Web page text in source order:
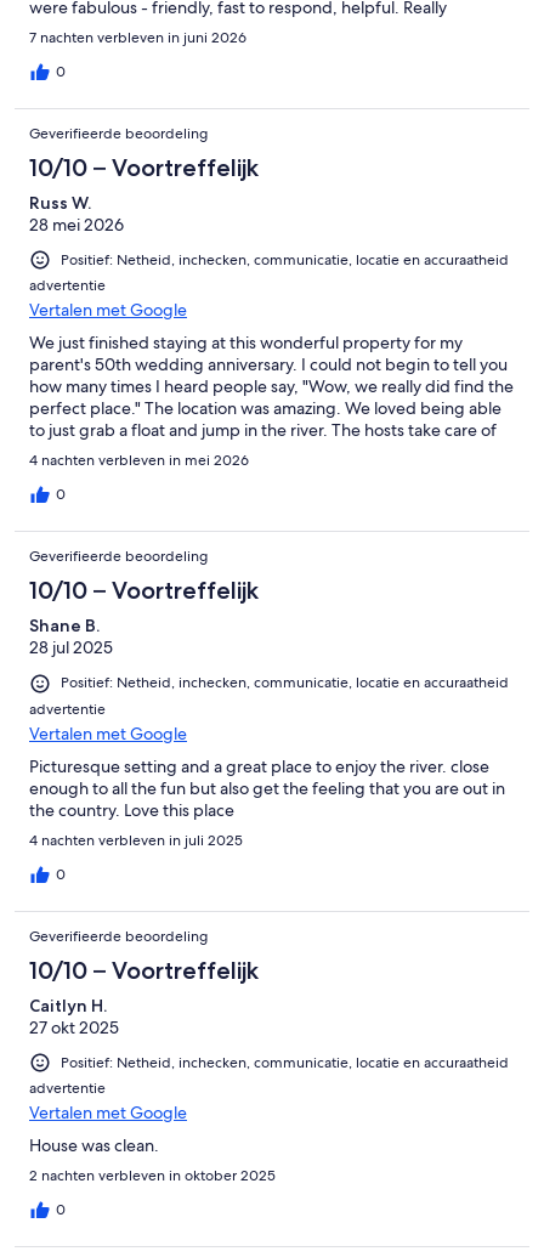
were fabulous - friendly, fast to respond, helpful. Really
probably the best owners we have ever dealt with.2. All the
provided paper goods. We didn't have to buy any extra toilet
paper, paper towel, or kitchen paper goods. If you are a regular
to the Guadalupe. Getting in is a little tricky but even we old
folks could manage. We could get mid way across and still be
touching the bottom which was great for the young ones.4. The
outside area. So much shade! With the shade and the breeze off
the river, we had no problem sitting outside any time of day.5.
Inside gathering area. We were here during the World Cup and
there was plenty of room for us all to gather and watch TV.This
list could go on, but just know you will not be disappointed if
you decide to rent this property.
7 nachten verbleven in juni 2026
0
Geverifieerde beoordeling
10/10 – Voortreffelijk
Russ W.
28 mei 2026
Positief: Netheid, inchecken, communicatie, locatie en accuraatheid
advertentie
Vertalen met Google
We just finished staying at this wonderful property for my
parent's 50th wedding anniversary. I could not begin to tell you
how many times I heard people say, "Wow, we really did find the
perfect place." The location was amazing. We loved being able
to just grab a float and jump in the river. The hosts take care of
the smallest details extremely well. We loved how stocked the
were plentiful. And the firepit even had wood stacked and
middle bedroom is not a bedroom at all - it's basically a hallway
with a privacy curtain to create an extra room for the bunkbeds.
But it was a good, creative use of the space - as are all the cozy
cubbies. We would definitely come back.
4 nachten verbleven in mei 2026
0
Geverifieerde beoordeling
10/10 – Voortreffelijk
Shane B.
28 jul 2025
Positief: Netheid, inchecken, communicatie, locatie en accuraatheid
advertentie
Vertalen met Google
Picturesque setting and a great place to enjoy the river. close
enough to all the fun but also get the feeling that you are out in
the country. Love this place
4 nachten verbleven in juli 2025
0
Geverifieerde beoordeling
10/10 – Voortreffelijk
Caitlyn H.
27 okt 2025
Positief: Netheid, inchecken, communicatie, locatie en accuraatheid
advertentie
Vertalen met Google
House was clean.
2 nachten verbleven in oktober 2025
0